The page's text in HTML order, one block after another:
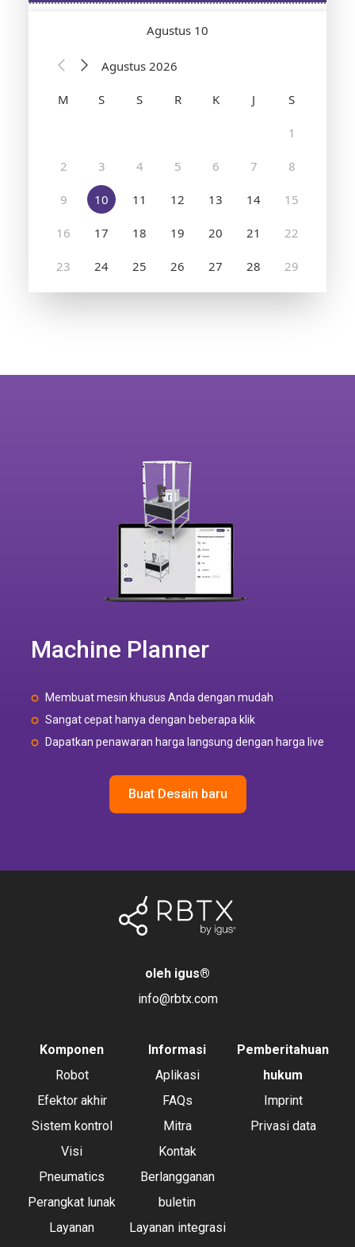
Machine Planner
Membuat mesin khusus Anda dengan mudah
Sangat cepat hanya dengan beberapa klik
Dapatkan penawaran harga langsung dengan harga live
Buat Desain baru
oleh igus®
info@rbtx.com
Komponen
Robot
Efektor akhir
Sistem kontrol
Visi
Pneumatics
Perangkat lunak
Layanan
Informasi
Aplikasi
FAQs
Mitra
Kontak
Berlangganan
buletin
Layanan integrasi
Pemberitahuan
hukum
Imprint
Privasi data